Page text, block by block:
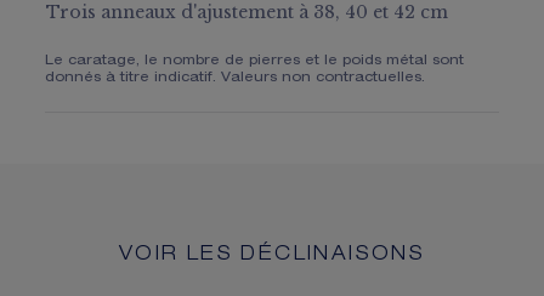
Trois anneaux d'ajustement à 38, 40 et 42 cm
Le caratage, le nombre de pierres et le poids métal sont
donnés à titre indicatif. Valeurs non contractuelles.
VOIR LES DÉCLINAISONS